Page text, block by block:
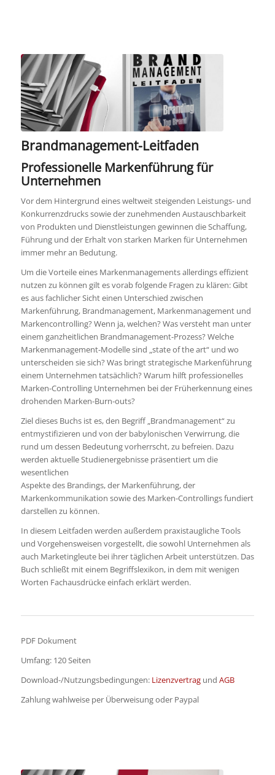
Brandmanagement-Leitfaden
Professionelle Markenführung für
Unternehmen
Vor dem Hintergrund eines weltweit steigenden Leistungs- und
Konkurrenzdrucks sowie der zunehmenden Austauschbarkeit
von Produkten und Dienstleistungen gewinnen die Schaffung,
Führung und der Erhalt von starken Marken für Unternehmen
immer mehr an Bedutung.
Um die Vorteile eines Markenmanagements allerdings effizient
nutzen zu können gilt es vorab folgende Fragen zu klären: Gibt
es aus fachlicher Sicht einen Unterschied zwischen
Markenführung, Brandmanagement, Markenmanagement und
Markencontrolling? Wenn ja, welchen? Was versteht man unter
einem ganzheitlichen Brandmanagement-Prozess? Welche
Markenmanagement-Modelle sind „state of the art“ und wo
unterscheiden sie sich? Was bringt strategische Markenführung
einem Unternehmen tatsächlich? Warum hilft professionelles
Marken-Controlling Unternehmen bei der Früherkennung eines
drohenden Marken-Burn-outs?
Ziel dieses Buchs ist es, den Begriff „Brandmanagement“ zu
entmystifizieren und von der babylonischen Verwirrung, die
rund um dessen Bedeutung vorherrscht, zu befreien. Dazu
werden aktuelle Studienergebnisse präsentiert um die
wesentlichen
Aspekte des Brandings, der Markenführung, der
Markenkommunikation sowie des Marken-Controllings fundiert
darstellen zu können.
In diesem Leitfaden werden außerdem praxistaugliche Tools
und Vorgehensweisen vorgestellt, die sowohl Unternehmen als
auch Marketingleute bei ihrer täglichen Arbeit unterstützen. Das
Buch schließt mit einem Begriffslexikon, in dem mit wenigen
Worten Fachausdrücke einfach erklärt werden.
PDF Dokument
Umfang: 120 Seiten
Download-/Nutzungsbedingungen: Lizenzvertragund AGB
Zahlung wahlweise per Überweisung oder Paypal